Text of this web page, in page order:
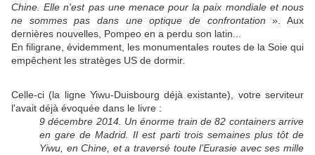
Chine. Elle n'est pas une menace pour la paix mondiale et nous
ne sommes pas dans une optique de confrontation ». Aux
dernières nouvelles, Pompeo en a perdu son latin...
En filigrane, évidemment, les monumentales routes de la Soie qui
empêchent les stratèges US de dormir.
Celle-ci (la ligne Yiwu-Duisbourg déjà existante), votre serviteur
l'avait déjà évoquée dans le livre :
9 décembre 2014. Un énorme train de 82 containers arrive
en gare de Madrid. Il est parti trois semaines plus tôt de
Yiwu, en Chine, et a traversé toute l’Eurasie avec ses mille